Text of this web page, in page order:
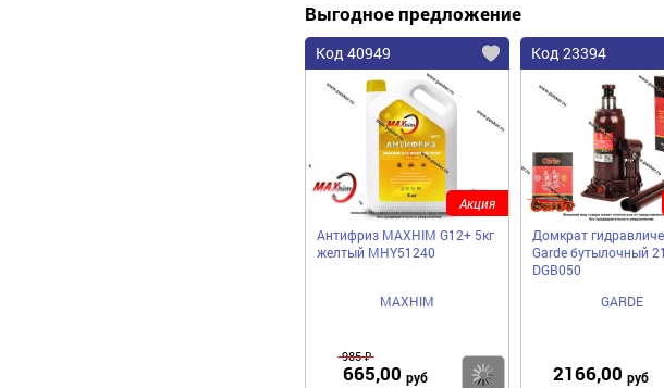
Выгодное предложение
Код 40949
Антифриз MAXHIM G12+ 5кг
желтый MHY51240
MAXHIM
985 ₽
665,00 руб Купить
Акция
Код 23394
Домкрат
Garde бутылочный
DGB050
GARDE
2166,00 руб